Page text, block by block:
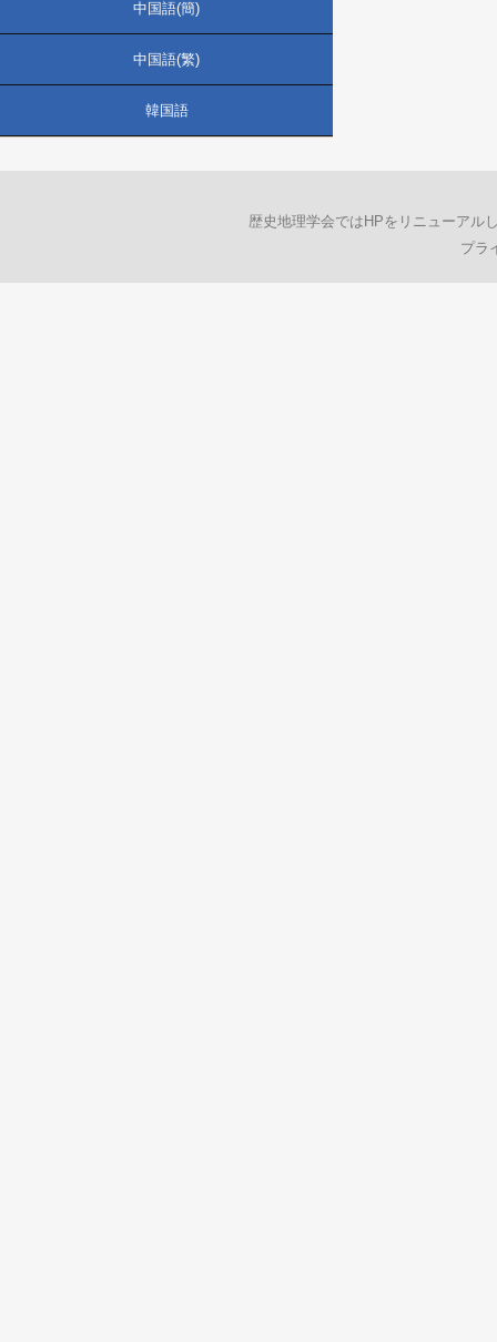
中国語(簡)
中国語(繁)
韓国語
歴史地理学会ではHPをリニューアル
プラ